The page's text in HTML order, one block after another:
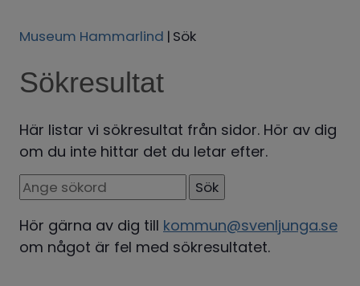
Museum Hammarlind | Sök
Sökresultat
Här listar vi sökresultat från sidor. Hör av dig
om du inte hittar det du letar efter.
Sök. Sökförslagen presenteras under sökrutan
Hör gärna av dig till kommun@svenljunga.se
om något är fel med sökresultatet.